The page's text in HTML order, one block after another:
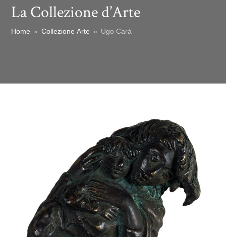
La Collezione d’Arte
Home » Collezione Arte » Ugo Carà